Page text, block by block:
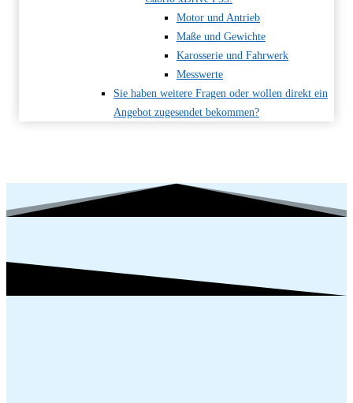
Motor und Antrieb
Maße und Gewichte
Karosserie und Fahrwerk
Messwerte
Sie haben weitere Fragen oder wollen direkt ein
Angebot zugesendet bekommen?